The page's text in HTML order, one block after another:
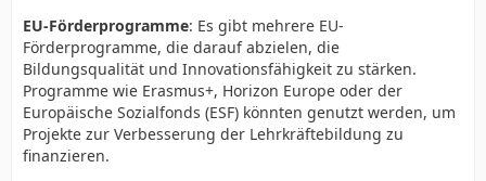
EU-Förderprogramme: Es gibt mehrere EU-
Förderprogramme, die darauf abzielen, die
Bildungsqualität und Innovationsfähigkeit zu stärken.
Programme wie Erasmus+, Horizon Europe oder der
Europäische Sozialfonds (ESF) könnten genutzt werden, um
Projekte zur Verbesserung der Lehrkräftebildung zu
finanzieren.